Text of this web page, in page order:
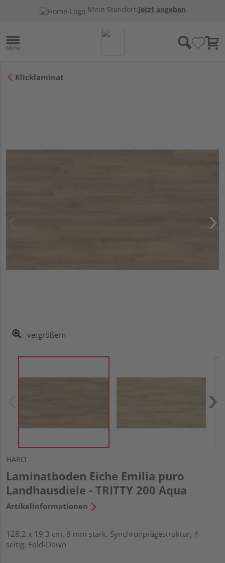
Mein Standort:Jetzt angeben
Klicklaminat
vergrößern
HARO
Laminatboden Eiche Emilia puro
Landhausdiele - TRITTY 200 Aqua
Artikelinformationen
128,2 x 19,3 cm, 8 mm stark, Synchronprägestruktur, 4-
seitig, Fold-Down